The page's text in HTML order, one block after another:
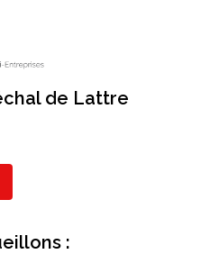
de Lattre
: